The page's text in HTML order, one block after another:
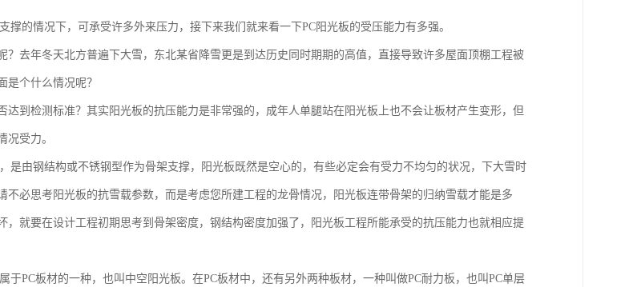
撑的情况下，可承受许多外来压力，接下来我们就来看一下PC阳光板的受压能力有多强。
？去年冬天北方普遍下大雪，东北某省降雪更是到达历史同时期期的高值，直接导致许多屋面顶棚工程被
是个什么情况呢？
达到检测标准？其实阳光板的抗压能力是非常强的，成年人单腿站在阳光板上也不会让板材产生变形，但
况受力。
是由钢结构或不锈钢型作为骨架支撑，阳光板既然是空心的，有些必定会有受力不均匀的状况，下大雪时
不必思考阳光板的抗雪载参数，而是考虑您所建工程的龙骨情况，阳光板连带骨架的归纳雪载才能是多
，就要在设计工程初期思考到骨架密度，钢结构密度加强了，阳光板工程所能承受的抗压能力也就相应提
于PC板材的一种，也叫中空阳光板。在PC板材中，还有另外两种板材，一种叫做PC耐力板，也叫PC单层